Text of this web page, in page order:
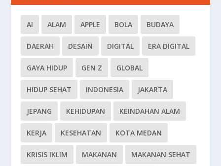
AI ALAM APPLE BOLA BUDAYA
DAERAH DESAIN DIGITAL ERA DIGITAL
GAYA HIDUP GEN Z GLOBAL
HIDUP SEHAT INDONESIA JAKARTA
JEPANG KEHIDUPAN KEINDAHAN ALAM
KERJA KESEHATAN KOTA MEDAN
KRISIS IKLIM MAKANAN MAKANAN SEHAT